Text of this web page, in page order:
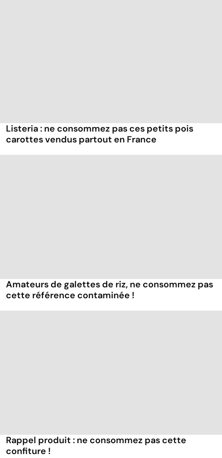
Listeria : ne consommez pas ces petits pois
carottes vendus partout en France
Amateurs de galettes de riz, ne consommez pas
cette référence contaminée !
Rappel produit : ne consommez pas cette
confiture !